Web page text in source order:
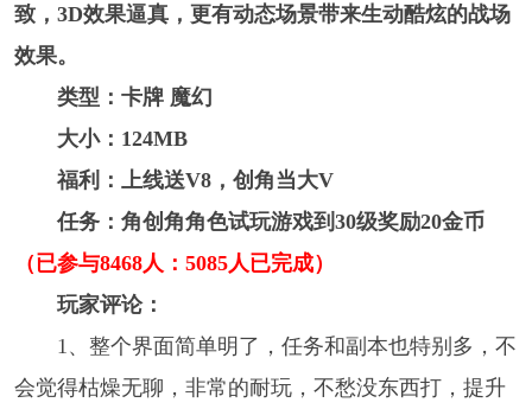
致，3D效果逼真，更有动态场景带来生动酷炫的战场
效果。
类型：卡牌 魔幻
大小：124MB
福利：上线送V8，创角当大V
任务：角创角角色试玩游戏到30级奖励20金币
（已参与8468人：5085人已完成）
玩家评论：
1、整个界面简单明了，任务和副本也特别多，不
会觉得枯燥无聊，非常的耐玩，不愁没东西打，提升